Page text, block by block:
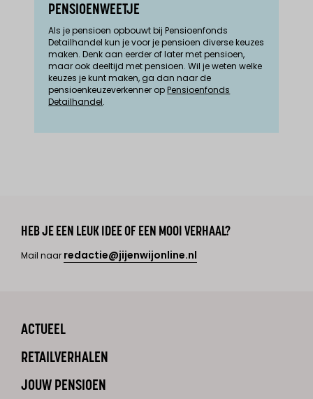
PENSIOENWEETJE
Als je pensioen opbouwt bij Pensioenfonds
Detailhandel kun je voor je pensioen diverse keuzes
maken. Denk aan eerder of later met pensioen,
maar ook deeltijd met pensioen. Wil je weten welke
keuzes je kunt maken, ga dan naar de
pensioenkeuzeverkenner opPensioenfonds
Detailhandel.
HEB JE EEN LEUK IDEE OF EEN MOOI VERHAAL?
Mail naar redactie@jijenwijonline.nl
ACTUEEL
RETAILVERHALEN
JOUW PENSIOEN